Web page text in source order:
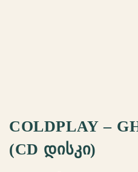
COLDPLAY –
(CD ᲓᲘᲡᲙᲘ)